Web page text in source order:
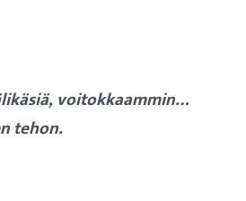
voitokkaammin…
tehon.